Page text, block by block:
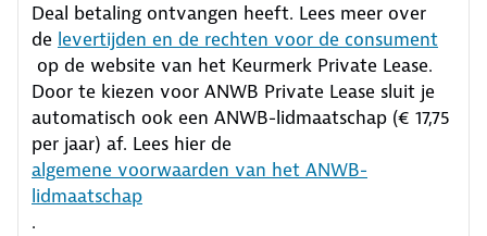
Deal betaling ontvangen heeft. Lees meer over
de levertijden en de rechten voor de consument
op de website van het Keurmerk Private Lease.
Door te kiezen voor ANWB Private Lease sluit je
automatisch ook een ANWB-lidmaatschap (€ 17,75
per jaar) af. Lees hier de
algemene voorwaarden van het ANWB-
lidmaatschap
.